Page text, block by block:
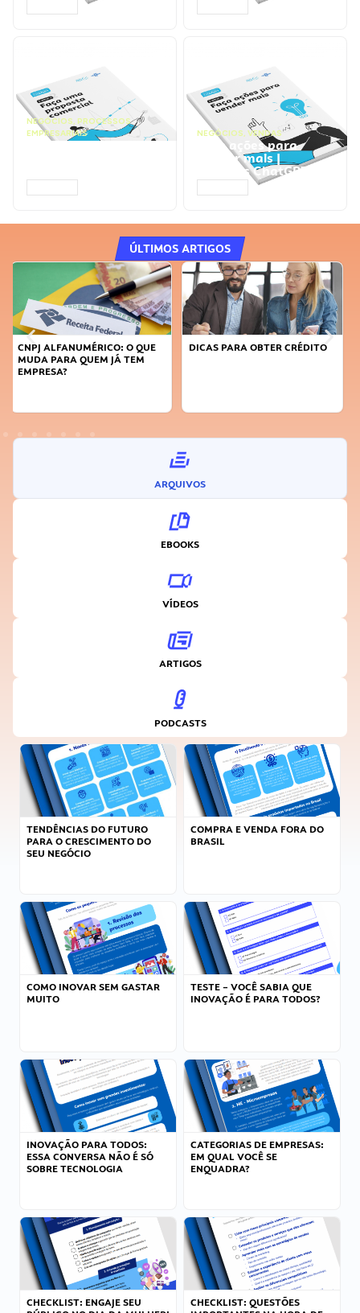
NEGÓCIOS, PROCESSOS
EMPRESARIAIS
Faça uma proposta
NEGÓCIOS, VENDAS
Faça ações para
vender mais |
Prompts ChatGPT
ÚLTIMOS ARTIGOS
DICAS PARA OBTER CRÉDITO
FAÇA A DIFERENÇA: SEJA
ARQUIVOS
EBOOKS
VÍDEOS
ARTIGOS
PODCASTS
TENDÊNCIAS DO FUTURO
PARA O CRESCIMENTO DO
SEU NEGÓCIO
COMPRA E VENDA FORA DO
BRASIL
COMO INOVAR SEM GASTAR
MUITO
TESTE – VOCÊ SABIA QUE
INOVAÇÃO É PARA TODOS?
INOVAÇÃO PARA TODOS:
ESSA CONVERSA NÃO É SÓ
SOBRE TECNOLOGIA
CATEGORIAS DE EMPRESAS:
EM QUAL VOCÊ SE
ENQUADRA?
CHECKLIST: ENGAJE SEU
CHECKLIST: QUESTÕES